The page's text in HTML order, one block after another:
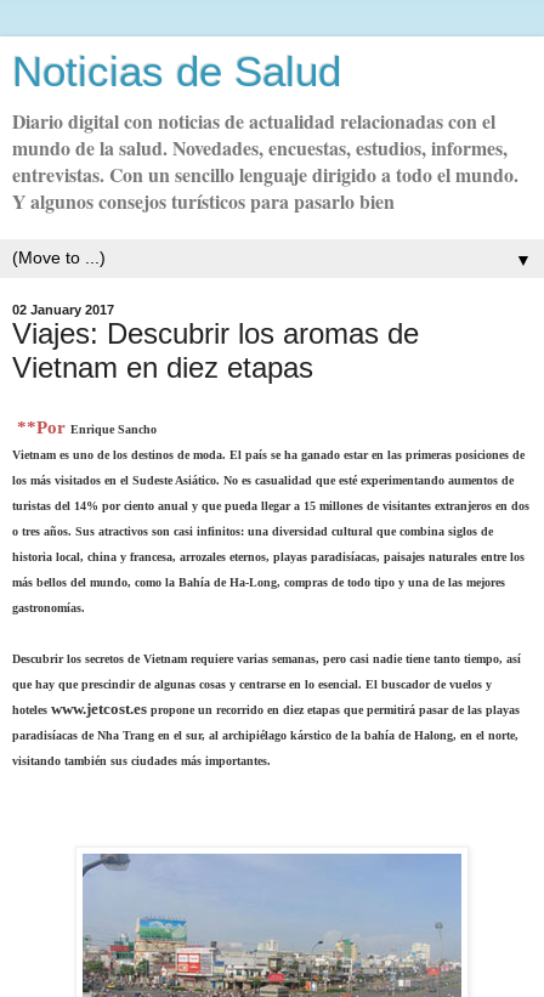
Noticias de Salud
Diario digital con noticias de actualidad relacionadas con el
mundo de la salud. Novedades, encuestas, estudios, informes,
entrevistas. Con un sencillo lenguaje dirigido a todo el mundo.
Y algunos consejos turísticos para pasarlo bien
▼
02 January 2017
Viajes: Descubrir los aromas de
Vietnam en diez etapas
**Por Enrique Sancho
Vietnam es uno de los destinos de moda. El país se ha ganado estar en las primeras posiciones de
los más visitados en el Sudeste Asiático. No es casualidad que esté experimentando aumentos de
turistas del 14% por ciento anual y que pueda llegar a 15 millones de visitantes extranjeros en dos
o tres años. Sus atractivos son casi infinitos: una diversidad cultural que combina siglos de
historia local, china y francesa, arrozales eternos, playas paradisíacas, paisajes naturales entre los
más bellos del mundo, como la Bahía de Ha-Long, compras de todo tipo y una de las mejores
gastronomías.
Descubrir los secretos de Vietnam requiere varias semanas, pero casi nadie tiene tanto tiempo, así
que hay que prescindir de algunas cosas y centrarse en lo esencial. El buscador de vuelos y
hoteles www.jetcost.es propone un recorrido en diez etapas que permitirá pasar de las playas
paradisíacas de Nha Trang en el sur, al archipiélago kárstico de la bahía de Halong, en el norte,
visitando también sus ciudades más importantes.